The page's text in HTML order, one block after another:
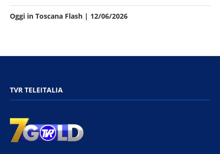
Oggi in Toscana Flash | 12/06/2026
TVR TELEITALIA